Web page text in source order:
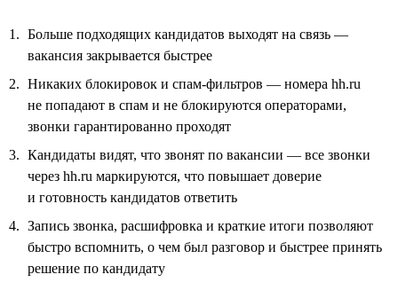
Больше подходящих кандидатов выходят на связь —
вакансия закрывается быстрее
Никаких блокировок и спам-фильтров — номера hh.ru
не попадают в спам и не блокируются операторами,
звонки гарантированно проходят
Кандидаты видят, что звонят по вакансии — все звонки
через hh.ru маркируются, что повышает доверие
и готовность кандидатов ответить
Запись звонка, расшифровка и краткие итоги позволяют
быстро вспомнить, о чем был разговор и быстрее принять
решение по кандидату